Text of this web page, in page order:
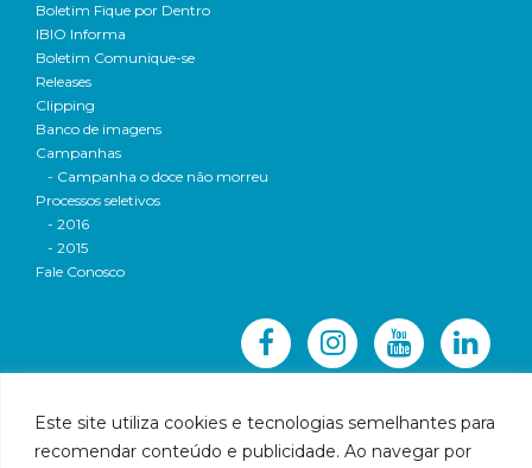
Este site utiliza cookies e tecnologias semelhantes para
recomendar conteúdo e publicidade. Ao navegar por
Boletim Fique por Dentro
IBIO Informa
Boletim Comunique-se
Releases
Clipping
Banco de imagens
Campanhas
- Campanha o doce não morreu
Processos seletivos
- 2016
- 2015
Fale Conosco
© 2016 CBH-Doce - Todos os direitos reservados